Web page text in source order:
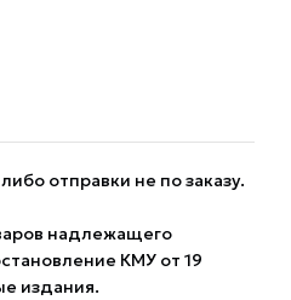
отправки не по заказу.
надлежащего
КМУ от 19
издания.